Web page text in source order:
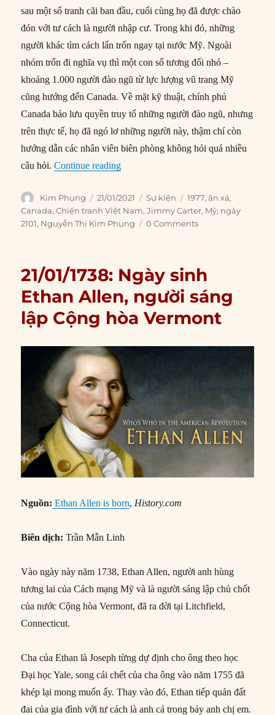
sau một số tranh cãi ban đầu, cuối cùng họ đã được chào
đón với tư cách là người nhập cư. Trong khi đó, những
người khác tìm cách lẩn trốn ngay tại nước Mỹ. Ngoài
nhóm trốn đi nghĩa vụ thì một con số tương đối nhỏ –
khoảng 1.000 người đào ngũ từ lực lượng vũ trang Mỹ
cũng hướng đến Canada. Về mặt kỹ thuật, chính phủ
Canada bảo lưu quyền truy tố những người đào ngũ, nhưng
trên thực tế, họ đã ngó lơ những người này, thậm chí còn
hướng dẫn các nhân viên biên phòng không hỏi quá nhiều
câu hỏi.Continue reading“21/01/1977: Tổng thống Carter ân
Author
Kim Phụng
Posted
on
21/01/2021 Categories
Sự kiện Tags
1977,ân xá,
Canada,Chiến tranh Việt Nam,Jimmy Carter, Mỹ, ngày
2101, Nguyễn Thị Kim Phụng 0 Comments
21/01/1738: Ngày sinh
Ethan Allen, người sáng
lập Cộng hòa Vermont
Nguồn: Ethan Allen is born, History.com
Biên dịch: Trần Mẫn Linh
Vào ngày này năm 1738, Ethan Allen, người anh hùng
tương lai của Cách mạng Mỹ và là người sáng lập chủ chốt
của nước Cộng hòa Vermont, đã ra đời tại Litchfield,
Connecticut.
Cha của Ethan là Joseph từng dự định cho ông theo học
Đại học Yale, song cái chết của cha ông vào năm 1755 đã
khép lại mong muốn ấy. Thay vào đó, Ethan tiếp quản đất
đai của gia đình với tư cách là anh cả trong bảy anh chị em.